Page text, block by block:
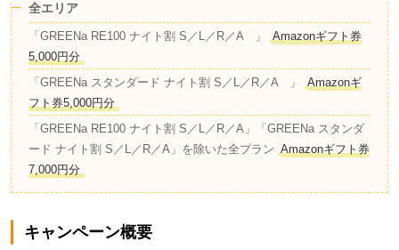
全エリア
「GREENa RE100 ナイト割 S／L／R／A 」
Amazonギフト券
5,000円分
「GREENa スタンダード ナイト割 S／L／R／A 」
Amazonギ
フト券5,000円分
「GREENa RE100 ナイト割 S／L／R／A」「GREENa スタンダ
ード ナイト割 S／L／R／A」を除いた全プラン Amazonギフト券
7,000円分
キャンペーン概要